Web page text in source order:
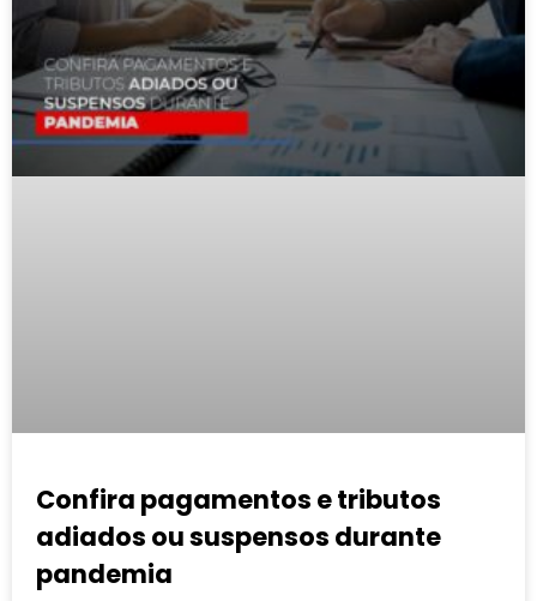
Confira pagamentos e tributos
adiados ou suspensos durante
pandemia